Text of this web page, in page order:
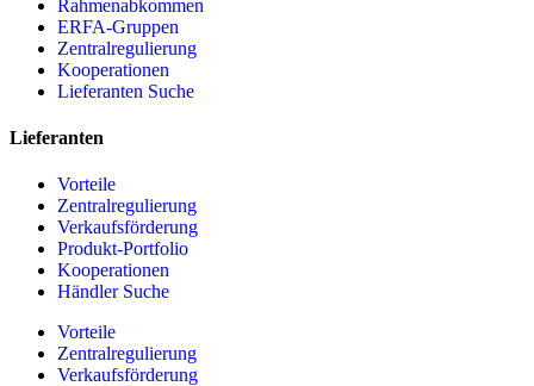
Rahmenabkommen
ERFA-Gruppen
Zentralregulierung
Kooperationen
Lieferanten Suche
Lieferanten
Vorteile
Zentralregulierung
Verkaufsförderung
Produkt-Portfolio
Kooperationen
Händler Suche
Vorteile
Zentralregulierung
Verkaufsförderung